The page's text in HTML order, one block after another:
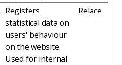
Registers
statistical data on
users' behaviour
on the website.
Used for internal
Relace